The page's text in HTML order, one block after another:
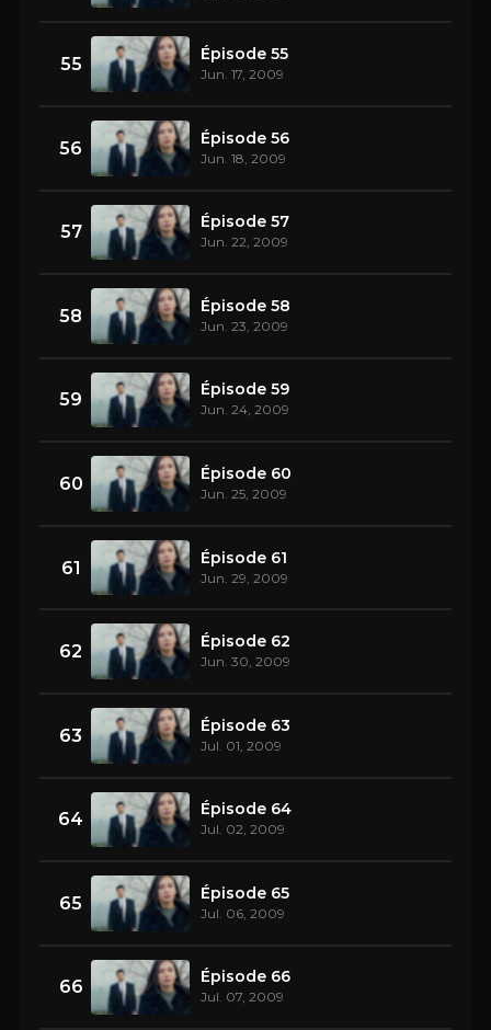
55 Épisode 55
Jun. 17, 2009
56 Épisode 56
Jun. 18, 2009
57 Épisode 57
Jun. 22, 2009
58 Épisode 58
Jun. 23, 2009
59 Épisode 59
Jun. 24, 2009
60 Épisode 60
Jun. 25, 2009
61 Épisode 61
Jun. 29, 2009
62 Épisode 62
Jun. 30, 2009
63 Épisode 63
Jul. 01, 2009
64 Épisode 64
Jul. 02, 2009
65 Épisode 65
Jul. 06, 2009
66 Épisode 66
Jul. 07, 2009